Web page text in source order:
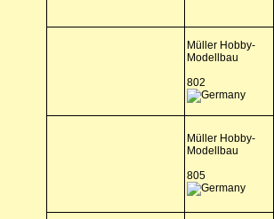
Müller Hobby-
Modellbau
802
Müller Hobby-
Modellbau
805